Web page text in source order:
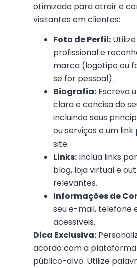
otimizado para atrair e
visitantes em clientes:
Foto de Perfil:
profissional e
marca (logotipo ou
se for pessoal).
Biografia: Escreva
clara e concisa do
incluindo seus
ou serviços e um link
site.
Links: Inclua links
blog, loja virtual e
relevantes.
Informações de
seu e-mail, telefone
acessíveis.
Dica Exclusiva:
acordo com a
público-alvo. Utilize